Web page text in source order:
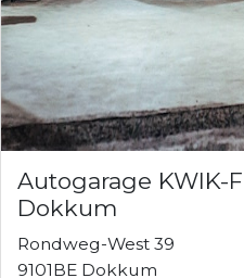
Autogarage KWIK-
Dokkum
Rondweg-West 39
9101BE Dokkum